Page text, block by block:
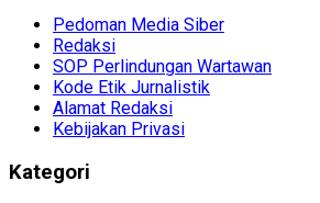
Pedoman Media Siber
Redaksi
SOP Perlindungan Wartawan
Kode Etik Jurnalistik
Alamat Redaksi
Kebijakan Privasi
Kategori